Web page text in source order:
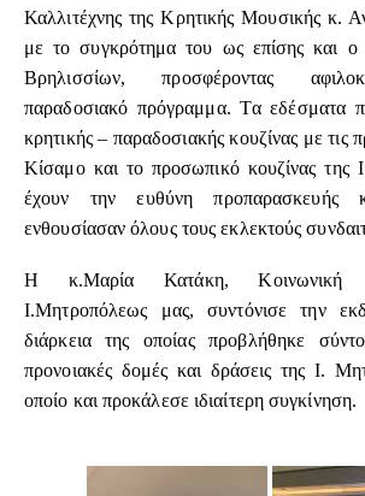
Καλλιτέχνης της Κρητικής Μουσικής κ.
με το συγκρότημα του ως επίσης και
Βρηλισσίων, προσφέροντας
παραδοσιακό πρόγραμμα. Τα εδέσματα
κρητικής – παραδοσιακής κουζίνας με τις
Κίσαμο και το προσωπικό κουζίνας της
έχουν την ευθύνη προπαρασκευής
ενθουσίασαν όλους τους εκλεκτούς
Η κ.Μαρία Κατάκη, Κοινωνική
Ι.Μητροπόλεως μας, συντόνισε την
διάρκεια της οποίας προβλήθηκε
προνοιακές δομές και δράσεις της Ι.
οποίο και προκάλεσε ιδιαίτερη συγκίνηση.